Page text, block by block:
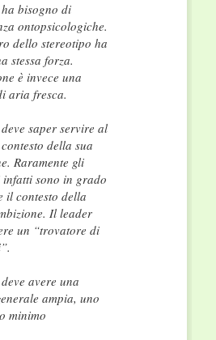
bisogno di
ontopsicologiche.
dello stereotipo ha
stessa forza.
è invece una
aria fresca.
saper servire al
della sua
Raramente gli
sono in grado
il contesto della
Il leader
un “trovatore di
avere una
ampia, uno
minimo